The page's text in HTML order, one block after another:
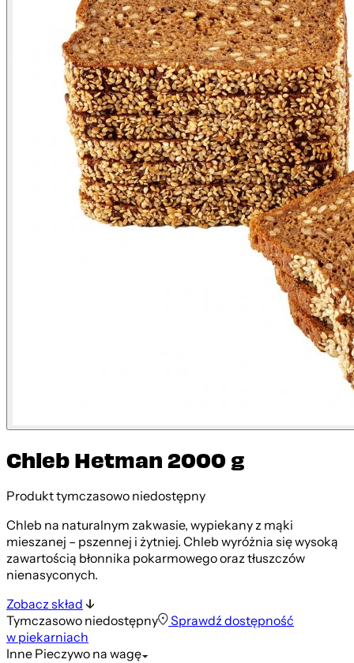
Chleb Hetman 2000 g
Produkt tymczasowo niedostępny
Chleb na naturalnym zakwasie, wypiekany z mąki
mieszanej – pszennej i żytniej. Chleb wyróżnia się wysoką
zawartością błonnika pokarmowego oraz tłuszczów
nienasyconych.
Zobacz skład
Tymczasowo niedostępny
Sprawdź dostępność
w piekarniach
InnePieczywo na wagę